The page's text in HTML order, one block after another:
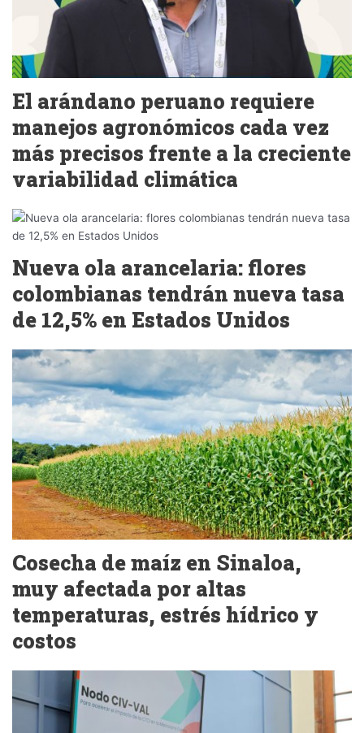
El arándano peruano requiere
manejos agronómicos cada vez
más precisos frente a la creciente
variabilidad climática
Nueva ola arancelaria: flores
colombianas tendrán nueva tasa
de 12,5% en Estados Unidos
Cosecha de maíz en Sinaloa,
muy afectada por altas
temperaturas, estrés hídrico y
costos